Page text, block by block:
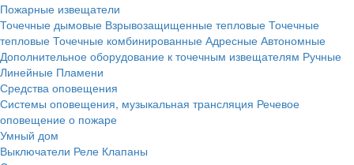
Пожарные извещатели
Точечные дымовые Взрывозащищенные тепловые Точечные
тепловые Точечные комбинированные Адресные Автономные
Дополнительное оборудование к точечным извещателям Ручные
Линейные Пламени
Средства оповещения
Системы оповещения, музыкальная трансляция Речевое
оповещение о пожаре
Умный дом
Выключатели Реле Клапаны